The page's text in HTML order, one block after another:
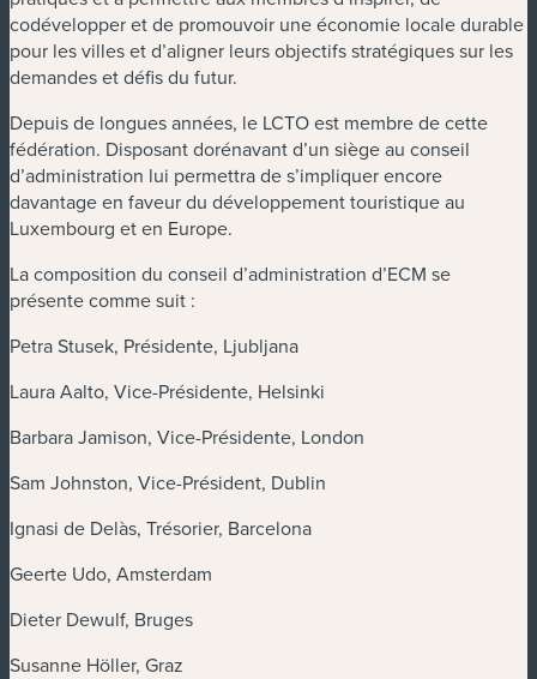
codévelopper et de promouvoir une économie locale durable
pour les villes et d’aligner leurs objectifs stratégiques sur les
demandes et défis du futur.
Depuis de longues années, le LCTO est membre de cette
fédération. Disposant dorénavant d’un siège au conseil
d’administration lui permettra de s’impliquer encore
davantage en faveur du développement touristique au
Luxembourg et en Europe.
La composition du conseil d’administration d’ECM se
présente comme suit :
Petra Stusek, Présidente, Ljubljana
Laura Aalto, Vice-Présidente, Helsinki
Barbara Jamison, Vice-Présidente, London
Sam Johnston, Vice-Président, Dublin
Ignasi de Delàs, Trésorier, Barcelona
Geerte Udo, Amsterdam
Dieter Dewulf, Bruges
Susanne Höller, Graz